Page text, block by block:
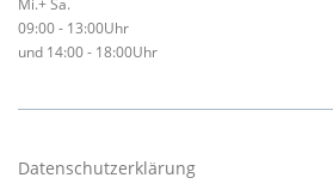
Mi.+ Sa.
09:00 - 13:00Uhr
und 14:00 - 18:00Uhr
Datenschutzerklärung